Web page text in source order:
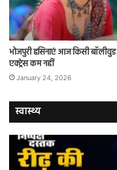
भोजपुरी हसिनाएं आज किसी बॉलीवुड
एक्ट्रेस कम नहीं
January 24, 2026
स्वास्थ्य